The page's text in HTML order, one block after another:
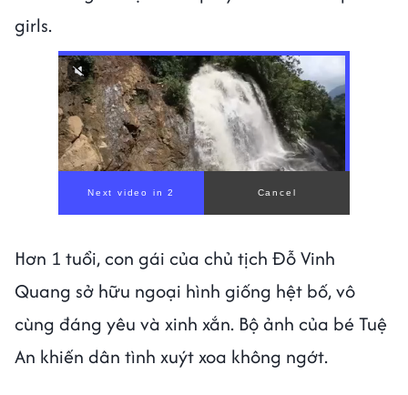
girls.
Hơn 1 tuổi, con gái của chủ tịch Đỗ Vinh
Quang sở hữu ngoại hình giống hệt bố, vô
cùng đáng yêu và xinh xắn. Bộ ảnh của bé Tuệ
An khiến dân tình xuýt xoa không ngớt.